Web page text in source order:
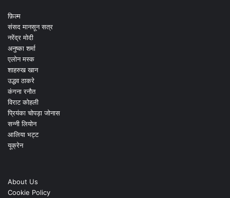
फ़िल्म
संसद मानसून सत्र
नरेंद्र मोदी
अनुष्का शर्मा
एलोन मस्क
शाहरुख खान
उद्धव ठाकरे
कंगना रनौत
विराट कोहली
प्रियंका चोपड़ा जोनास
सन्नी लियोन
आलिया भट्ट
यूक्रेन
About Us
Cookie Policy